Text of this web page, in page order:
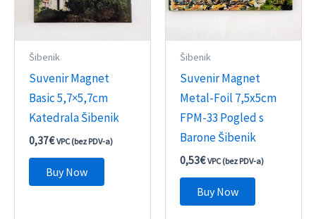
Šibenik
Suvenir Magnet
Basic 5,7×5,7cm
Katedrala Šibenik
0,37€ VPC (bez PDV-a)
Buy Now
Šibenik
Suvenir Magnet
Metal-Foil 7,5x5cm
FPM-33 Pogled s
Barone Šibenik
0,53€ VPC (bez PDV-a)
Buy Now